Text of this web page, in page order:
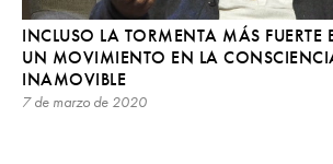
INCLUSO LA TORMENTA MÁS FUERTE
UN MOVIMIENTO EN LA
INAMOVIBLE
7 de marzo de 2020